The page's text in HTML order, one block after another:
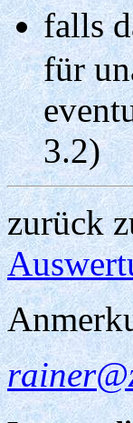
falls
für
3.2)
zurück